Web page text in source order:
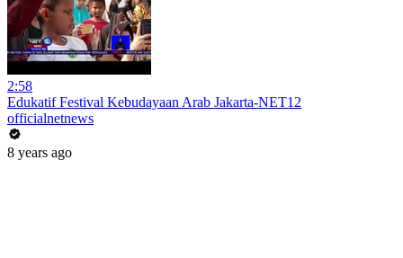
2:58
Edukatif Festival Kebudayaan Arab Jakarta-NET12
officialnetnews
8 years ago